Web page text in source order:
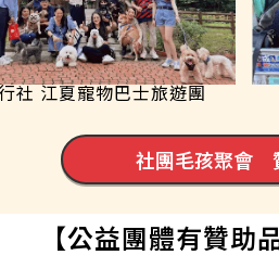
社 江夏寵物巴士旅遊團
社團毛孩聚會
【公益團體有贊助